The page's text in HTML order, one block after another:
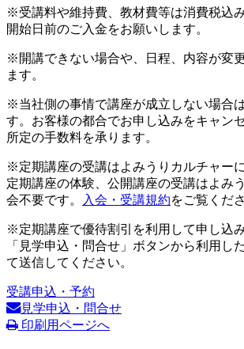
※受講料や維持費、教材費等は消費税込
開始日前のご入金をお願いします。
※開講できない場合や、日程、内容が変
ます。
※当社側の事情で講座が成立しない場合
す。お客様の都合でお申し込みをキャン
所定の手数料を承ります。
※定期講座の受講はよみうりカルチャー
定期講座の体験、公開講座の受講はよみ
会不要です。
入会・受講規約をご覧くだ
※定期講座で優待割引を利用して申し込
「見学申込・問合せ」ボタンから利用し
て送信してください。
受講申込・予約
見学申込・問合せ
印刷用ページへ